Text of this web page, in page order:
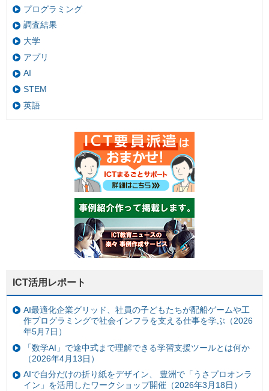
プログラミング
調査結果
大学
アプリ
AI
STEM
英語
ICT活用レポート
AI最適化企業グリッド、社員の子どもたちが配船ゲームや工
作プログラミングで社会インフラを支える仕事を学ぶ（2026
年5月7日）
「数学AI」で途中式まで理解できる学習支援ツールとは何か
（2026年4月13日）
AIで自分だけの折り紙をデザイン、 豊洲で「うさプロオンラ
イン」を活用したワークショップ開催（2026年3月18日）